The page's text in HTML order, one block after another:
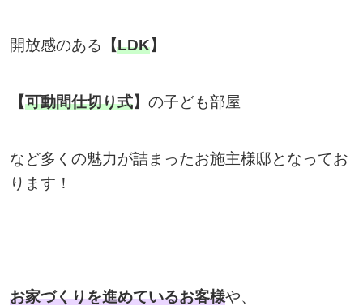
開放感のある 【LDK】
【可動間仕切り式】 の子ども部屋
など多くの魅力が詰まったお施主様邸となってお
ります！
お家づくりを進めているお客様や、